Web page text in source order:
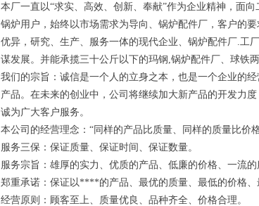
本厂一直以“求实、高效、创新、奉献”作为企业精神，面
锅炉用户，始终以市场需求为导向、锅炉配件厂，客户的
优异，研究、生产、服务一体的现代企业、锅炉配件厂.工
谋发展。并能承揽三十公斤以下的玛钢,锅炉配件厂、球铁
我们的宗旨：诚信是一个人的立身之本，也是一个企业的
产品。在未来的创业中，公司将继续加大新产品的开发力
诚为广大客户服务。
本公司的经营理念：“同样的产品比质量、同样的质量比价
服务三保：保证质量、保证时间、保证数量。
服务宗旨：雄厚的实力、优质的产品、低廉的价格、一流的
郑重承诺：保证以****的产品、最优的质量、最低的价格、
经营原则：顾客至上、质量优良、品种齐全、价格合理。